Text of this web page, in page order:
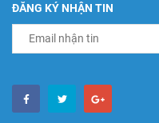
ĐĂNG KÝ NHẬN TIN